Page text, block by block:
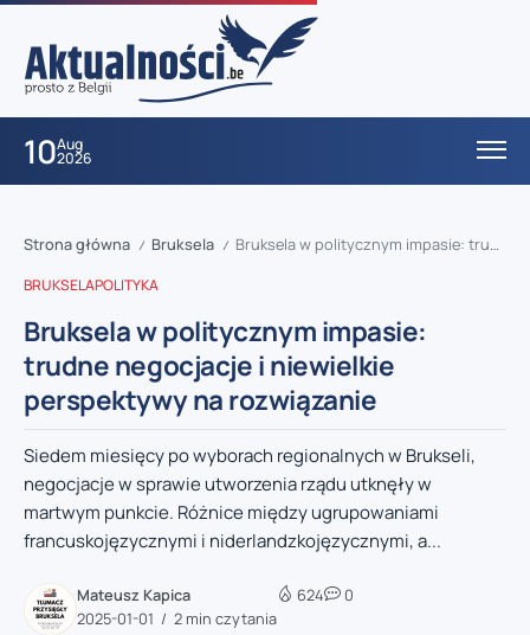
10Aug
2026
Strona główna / Bruksela / Bruksela w politycznym impasie: trudne negocjacje i niewielkie perspektywy na rozwiązanie
BRUKSELAPOLITYKA
Bruksela w politycznym impasie:
trudne negocjacje i niewielkie
perspektywy na rozwiązanie
Siedem miesięcy po wyborach regionalnych w Brukseli,
negocjacje w sprawie utworzenia rządu utknęły w
martwym punkcie. Różnice między ugrupowaniami
francuskojęzycznymi i niderlandzkojęzycznymi, a...
Mateusz Kapica
2025-01-01
2 min czytania
624 0